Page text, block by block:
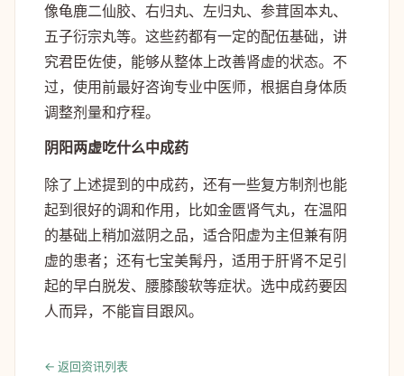
像龟鹿二仙胶、右归丸、左归丸、参茸固本丸、
五子衍宗丸等。这些药都有一定的配伍基础，讲
究君臣佐使，能够从整体上改善肾虚的状态。不
过，使用前最好咨询专业中医师，根据自身体质
调整剂量和疗程。
阴阳两虚吃什么中成药
除了上述提到的中成药，还有一些复方制剂也能
起到很好的调和作用，比如金匮肾气丸，在温阳
的基础上稍加滋阴之品，适合阳虚为主但兼有阴
虚的患者；还有七宝美髯丹，适用于肝肾不足引
起的早白脱发、腰膝酸软等症状。选中成药要因
人而异，不能盲目跟风。
← 返回资讯列表